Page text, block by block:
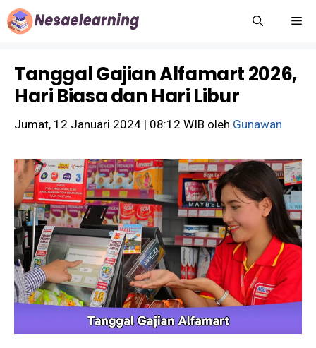
Langsung
ke
Tanggal Gajian Alfamart 2026,
Hari Biasa dan Hari Libur
Jumat, 12 Januari 2024 | 08:12 WIB oleh Gunawan